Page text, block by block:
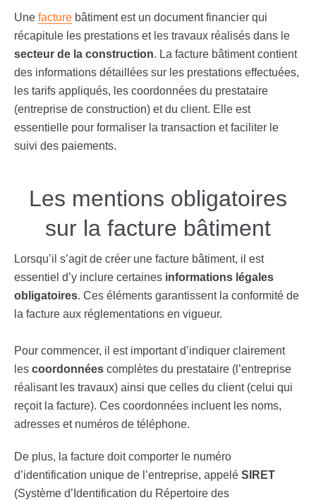
Une facture bâtimentest un document financier qui
récapitule les prestations et les travaux réalisés dans le
secteur de la construction. La facture bâtiment contient
des informations détaillées sur les prestations effectuées,
les tarifs appliqués, les coordonnées du prestataire
(entreprise de construction) et du client. Elle est
essentielle pour formaliser la transaction et faciliter le
suivi des paiements.
Les mentions obligatoires
sur la facture bâtiment
Lorsqu’il s’agit de créer une facture bâtiment, il est
essentiel d’y inclure certaines informations légales
obligatoires. Ces éléments garantissent la conformité de
la facture aux réglementations en vigueur.
Pour commencer, il est important d’indiquer clairement
les coordonnées complètes du prestataire (l’entreprise
réalisant les travaux) ainsi que celles du client (celui qui
reçoit la facture). Ces coordonnées incluent les noms,
adresses et numéros de téléphone.
De plus, la facture doit comporter le numéro
d’identification unique de l’entreprise, appelé SIRET
(Système d’Identification du Répertoire des